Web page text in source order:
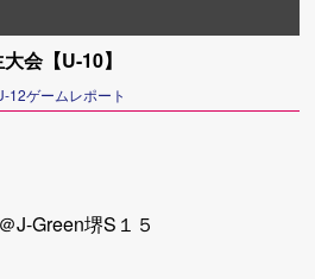
会【U-10】
12ゲームレポート
J-Green堺S１５